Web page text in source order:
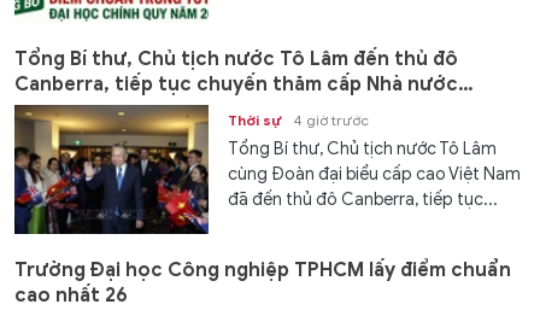
Tổng Bí thư, Chủ tịch nước Tô Lâm đến thủ đô
Canberra, tiếp tục chuyến thăm cấp Nhà nước
Australia
Thời sự 4 giờ trước
Tổng Bí thư, Chủ tịch nước Tô Lâm
cùng Đoàn đại biểu cấp cao Việt Nam
đã đến thủ đô Canberra, tiếp tục...
Trường Đại học Công nghiệp TPHCM lấy điểm chuẩn
cao nhất 26